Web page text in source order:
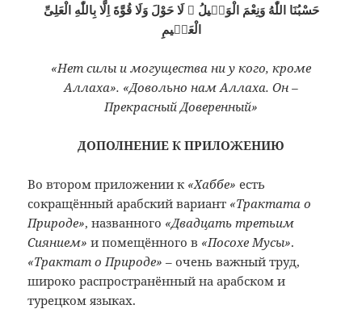
حَسْبُنَا اللّٰهُ وَنِعْمَ الْوَكٖيلُ ۞ لَا حَوْلَ وَلَا قُوَّةَ اِلَّا بِاللّٰهِ الْعَلِىِّ
الْعَظٖيمِ
«Нет силы и могущества ни у кого, кроме
Аллаха». «Довольно нам Аллаха. Он –
Прекрасный Доверенный»
ДОПОЛНЕНИЕ К ПРИЛОЖЕНИЮ
Во втором приложении к «Хаббе» есть
сокращённый арабский вариант «Трактата о
Природе», названного «Двадцать третьим
Сиянием» и помещённого в «Посохе Мусы».
«Трактат о Природе» – очень важный труд,
широко распространённый на арабском и
турецком языках.